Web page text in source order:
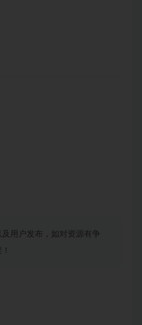
用户发布，如对资源有争